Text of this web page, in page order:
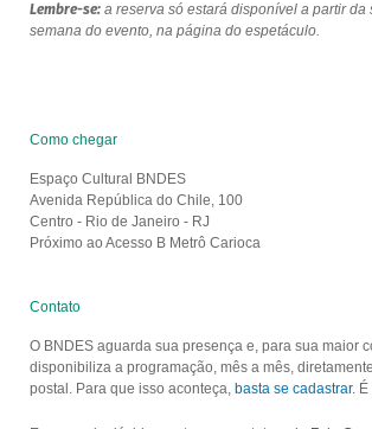
Lembre-se:a reserva só estará disponível a partir da
semana do evento, na página do espetáculo.
Como chegar
Espaço Cultural BNDES
Avenida República do Chile, 100
Centro - Rio de Janeiro - RJ
Próximo ao Acesso B Metrô Carioca
Contato
O BNDES aguarda sua presença e, para sua maior
disponibiliza a programação, mês a mês,
postal. Para que isso aconteça, basta se cadastrar. É